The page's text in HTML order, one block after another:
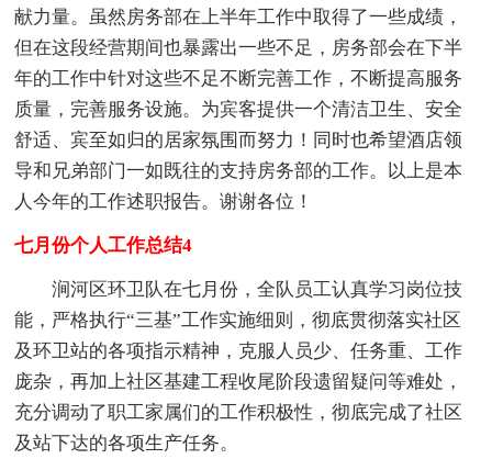
献力量。虽然房务部在上半年工作中取得了一些成绩，
但在这段经营期间也暴露出一些不足，房务部会在下半
年的工作中针对这些不足不断完善工作，不断提高服务
质量，完善服务设施。为宾客提供一个清洁卫生、安全
舒适、宾至如归的居家氛围而努力！同时也希望酒店领
导和兄弟部门一如既往的支持房务部的工作。以上是本
人今年的工作述职报告。谢谢各位！
七月份个人工作总结4
涧河区环卫队在七月份，全队员工认真学习岗位技
能，严格执行“三基”工作实施细则，彻底贯彻落实社区
及环卫站的各项指示精神，克服人员少、任务重、工作
庞杂，再加上社区基建工程收尾阶段遗留疑问等难处，
充分调动了职工家属们的工作积极性，彻底完成了社区
及站下达的各项生产任务。